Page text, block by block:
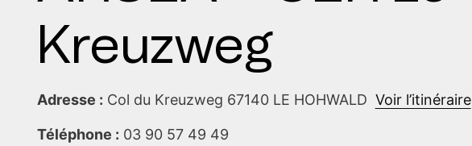
Kreuzweg
Adresse : Col du Kreuzweg 67140 LE HOHWALD Voir l’itinéraire
Téléphone : 03 90 57 49 49